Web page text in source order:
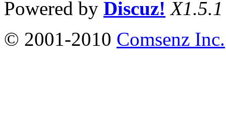
Powered by Discuz! X1.5.1
© 2001-2010 Comsenz Inc.